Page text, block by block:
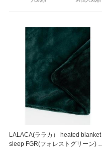
LALACA(ララカ） heated blanket
sleep FGR(フォレストグリーン) 電